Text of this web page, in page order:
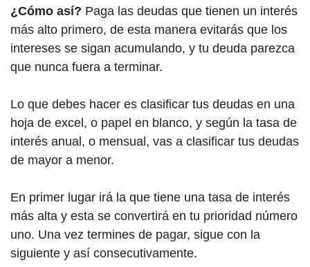
¿Cómo así? Paga las deudas que tienen un interés
más alto primero, de esta manera evitarás que los
intereses se sigan acumulando, y tu deuda parezca
que nunca fuera a terminar.
Lo que debes hacer es clasificar tus deudas en una
hoja de excel, o papel en blanco, y según la tasa de
interés anual, o mensual, vas a clasificar tus deudas
de mayor a menor.
En primer lugar irá la que tiene una tasa de interés
más alta y esta se convertirá en tu prioridad número
uno. Una vez termines de pagar, sigue con la
siguiente y así consecutivamente.